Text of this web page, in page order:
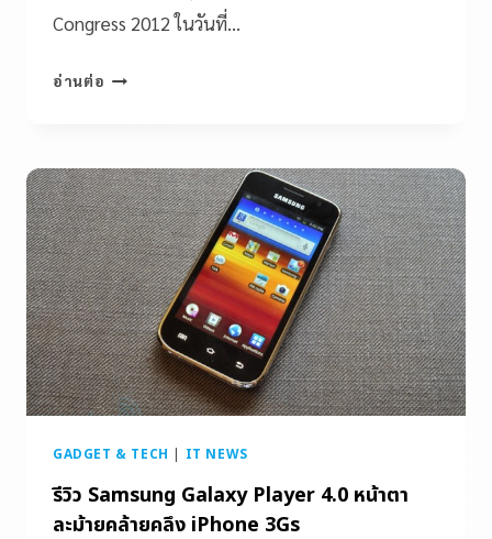
Congress 2012 ในวันที่…
อ่านต่อ
GADGET & TECH IT NEWS
รีวิว Samsung Galaxy Player 4.0 หน้าตา
ละม้ายคล้ายคลึง iPhone 3Gs